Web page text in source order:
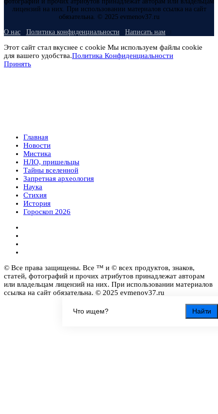
Найти
лицензий на них. При использовании материалов ссылка на сайт
обязательна. © 2025 evmenov37.ru
О нас Политика конфиденциальности Написать нам
Этот сайт стал вкуснее с cookie Мы используем файлы cookie
для вашего удобства.Политика Конфиденциальности
Принять
Главная
Новости
Мистика
НЛО, пришельцы
Тайны вселенной
Запретная археология
Наука
Стихия
История
Гороскоп 2026
© Все права защищены. Все ™ и © всех продуктов, знаков,
статей, фотографий и прочих атрибутов принадлежат авторам
или владельцам лицензий на них. При использовании материалов
ссылка на сайт обязательна. © 2025 evmenov37.ru